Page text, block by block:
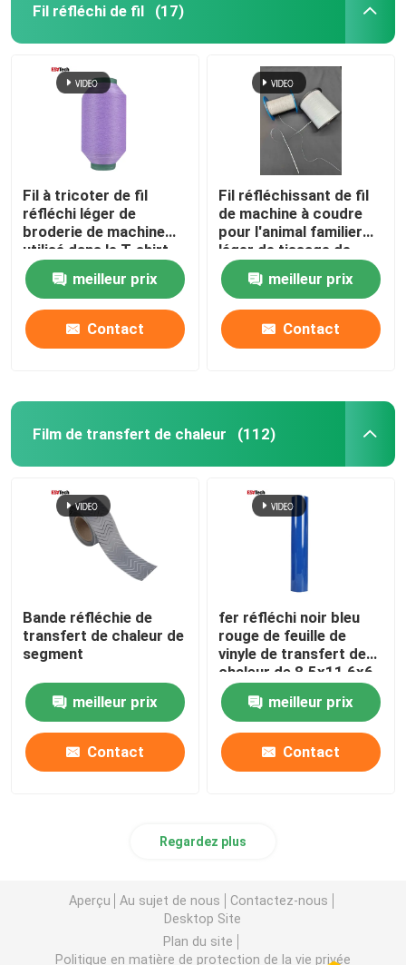
Fil réfléchi de fil (17)
Fil à tricoter de fil
réfléchi léger de
broderie de machine
utilisé dans le T-shirt
Logo Clothing Red
Green meilleur prix
Contact
Fil réfléchissant de fil
de machine à coudre
pour l'animal familier
léger de tissage de
lueur de tissu de
vêtements de broderie
meilleur prix
Contact
Film de transfert de chaleur (112)
Bande réfléchie de
transfert de chaleur de
segment
meilleur prix
Contact
fer réfléchi noir bleu
rouge de feuille de
vinyle de transfert de
chaleur de 8.5x11 6x6
dessus pour
l'habillement de
vétérinaire de veste
meilleur prix
Contact
Regardez plus
Aperçu Au sujet de nous
Contactez-nous
Desktop Site
Plan du site
Politique en matière de protection de la vie privée